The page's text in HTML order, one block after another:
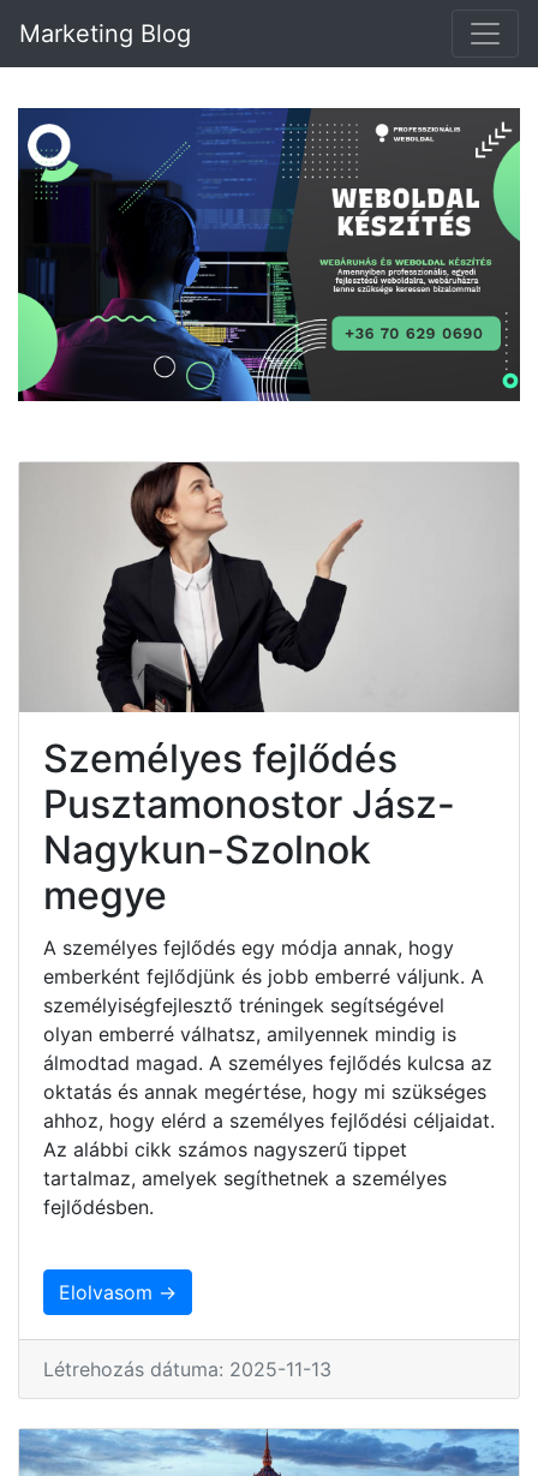
Marketing Blog
Személyes fejlődés
Pusztamonostor Jász-
Nagykun-Szolnok
megye
A személyes fejlődés egy módja annak, hogy
emberként fejlődjünk és jobb emberré váljunk. A
személyiségfejlesztő tréningek segítségével
olyan emberré válhatsz, amilyennek mindig is
álmodtad magad. A személyes fejlődés kulcsa az
oktatás és annak megértése, hogy mi szükséges
ahhoz, hogy elérd a személyes fejlődési céljaidat.
Az alábbi cikk számos nagyszerű tippet
tartalmaz, amelyek segíthetnek a személyes
fejlődésben.
Elolvasom →
Létrehozás dátuma: 2025-11-13